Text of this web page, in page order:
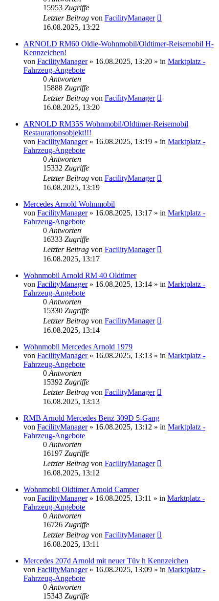
15953 Zugriffe
Letzter Beitrag von FacilityManager
16.08.2025, 13:22
ARNOLD RM60 Oldie-Wohnmobil/Oldtimer-Reisemobil H-
Kennzeichen!
von FacilityManager» 16.08.2025, 13:20 » in Marktplatz -
Fahrzeug-Angebote
0Antworten
15888 Zugriffe
Letzter Beitrag von FacilityManager
16.08.2025, 13:20
ARNOLD RM35S Wohnmobil/Oldtimer-Reisemobil
Restaurationsobjekt!!!
von FacilityManager» 16.08.2025, 13:19 » in Marktplatz -
Fahrzeug-Angebote
0Antworten
15332 Zugriffe
Letzter Beitrag von FacilityManager
16.08.2025, 13:19
Mercedes Arnold Wohnmobil
von FacilityManager» 16.08.2025, 13:17 » in Marktplatz -
Fahrzeug-Angebote
0Antworten
16333 Zugriffe
Letzter Beitrag von FacilityManager
16.08.2025, 13:17
Wohnmobil Arnold RM 40 Oldtimer
von FacilityManager» 16.08.2025, 13:14 » in Marktplatz -
Fahrzeug-Angebote
0Antworten
15330 Zugriffe
Letzter Beitrag von FacilityManager
16.08.2025, 13:14
Wohnmobil Mercedes Arnold 1979
von FacilityManager» 16.08.2025, 13:13 » in Marktplatz -
Fahrzeug-Angebote
0Antworten
15392 Zugriffe
Letzter Beitrag von FacilityManager
16.08.2025, 13:13
RMB Arnold Mercedes Benz 309D 5-Gang
von FacilityManager» 16.08.2025, 13:12 » in Marktplatz -
Fahrzeug-Angebote
0Antworten
16197 Zugriffe
Letzter Beitrag von FacilityManager
16.08.2025, 13:12
Wohnmobil Oldtimer Arnold Camper
von FacilityManager» 16.08.2025, 13:11 » in Marktplatz -
Fahrzeug-Angebote
0Antworten
16726 Zugriffe
Letzter Beitrag von FacilityManager
16.08.2025, 13:11
Mercedes 207d Arnold mit neuer Tüv h Kennzeichen
von FacilityManager» 16.08.2025, 13:09 » in Marktplatz -
Fahrzeug-Angebote
0Antworten
15343 Zugriffe